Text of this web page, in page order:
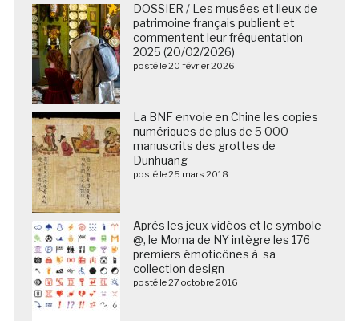
DOSSIER / Les musées et lieux de
patrimoine français publient et
commentent leur fréquentation
2025 (20/02/2026)
posté le 20 février 2026
La BNF envoie en Chine les copies
numériques de plus de 5 000
manuscrits des grottes de
Dunhuang
posté le 25 mars 2018
Après les jeux vidéos et le symbole
@, le Moma de NY intègre les 176
premiers émoticônes à sa
collection design
posté le 27 octobre 2016